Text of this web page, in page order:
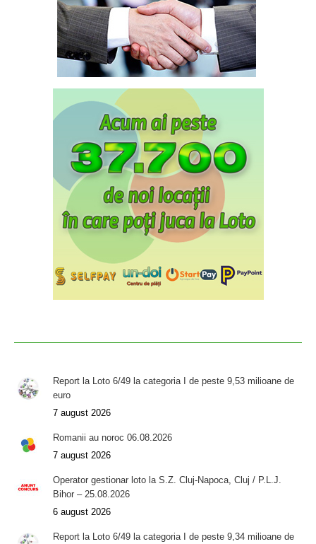
Report la Loto 6/49 la categoria I de peste 9,53 milioane de
euro
7 august 2026
Romanii au noroc 06.08.2026
7 august 2026
Operator gestionar loto la S.Z. Cluj-Napoca, Cluj / P.L.J.
Bihor – 25.08.2026
6 august 2026
Report la Loto 6/49 la categoria I de peste 9,34 milioane de